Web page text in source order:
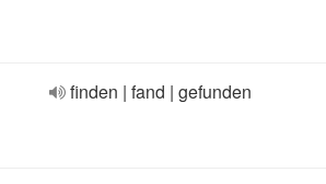
finden | fand | gefunden